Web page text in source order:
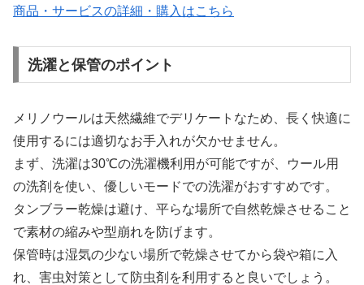
商品・サービスの詳細・購入はこちら
洗濯と保管のポイント
メリノウールは天然繊維でデリケートなため、長く快適に
使用するには適切なお手入れが欠かせません。
まず、洗濯は30℃の洗濯機利用が可能ですが、ウール用
の洗剤を使い、優しいモードでの洗濯がおすすめです。
タンブラー乾燥は避け、平らな場所で自然乾燥させること
で素材の縮みや型崩れを防げます。
保管時は湿気の少ない場所で乾燥させてから袋や箱に入
れ、害虫対策として防虫剤を利用すると良いでしょう。